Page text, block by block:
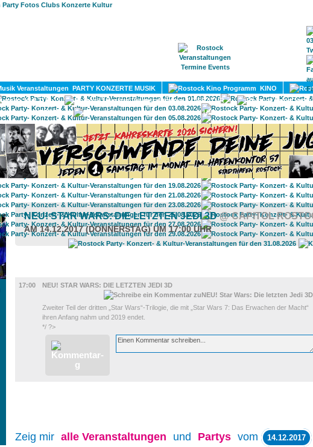
PARTY KONZERTE MUSIK KINO
KULTUR
LITERATUR
DIVERSES
UMLAND
NEU! STAR WARS: DIE LETZTEN JEDI 3D@ CAPITOL
AM 14.12.2017 (DONNERSTAG) UM 17:00 UHR
17:00
NEU! STAR WARS: DIE LETZTEN JEDI 3D
Zweiter Teil der dritten „Star Wars“-Trilogie, die mit „Star Wars 7: Das Erwachen der Macht“
ihren Anfang nahm und 2019 endet.
*/ ?>
Zeig mir alle Veranstaltungen und Partys vom 14.12.2017